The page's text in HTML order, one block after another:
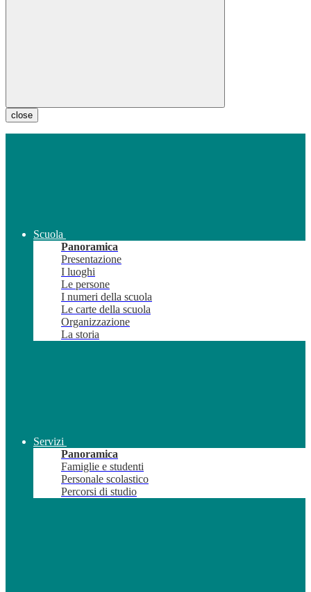
close
Scuola
Panoramica
Presentazione
I luoghi
Le persone
I numeri della scuola
Le carte della scuola
Organizzazione
La storia
Servizi
Panoramica
Famiglie e studenti
Personale scolastico
Percorsi di studio